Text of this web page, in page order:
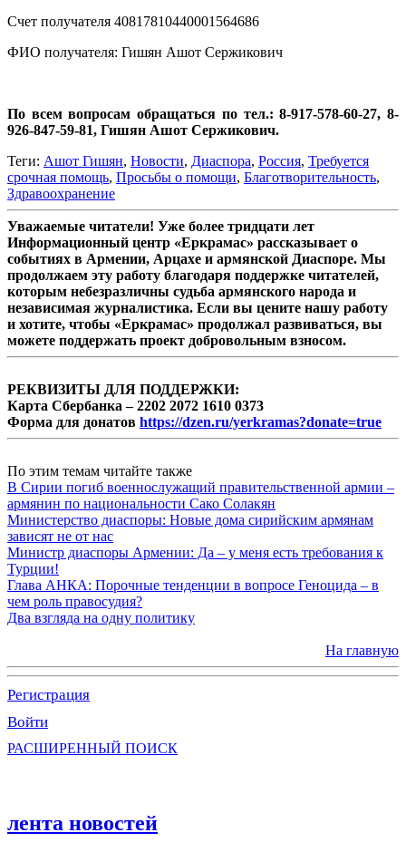
Счет получателя 40817810440001564686
ФИО получателя: Гишян Ашот Сержикович
По всем вопросам обращаться по тел.: 8-917-578-60-27, 8-
926-847-59-81, Гишян Ашот Сержикович.
Теги: Ашот Гишян, Новости, Диаспора, Россия, Требуется
срочная помощь, Просьбы о помощи, Благотворительность,
Здравоохранение
Уважаемые читатели! Уже более тридцати лет
Информационный центр «Еркрамас» рассказывает о
событиях в Армении, Арцахе и армянской Диаспоре. Мы
продолжаем эту работу благодаря поддержке читателей,
которым небезразличны судьба армянского народа и
независимая журналистика. Если вы цените нашу работу
и хотите, чтобы «Еркрамас» продолжал развиваться, вы
можете поддержать проект добровольным взносом.
РЕКВИЗИТЫ ДЛЯ ПОДДЕРЖКИ:
Карта Сбербанка – 2202 2072 1610 0373
Форма для донатов https://dzen.ru/yerkramas?donate=true
По этим темам читайте также
В Сирии погиб военнослужащий правительственной армии –
армянин по национальности Сако Солакян
Министерство диаспоры: Новые дома сирийским армянам
зависят не от нас
Министр диаспоры Армении: Да – у меня есть требования к
Турции!
Глава АНКА: Порочные тенденции в вопросе Геноцида – в
чем роль правосудия?
Два взгляда на одну политику
На главную
Регистрация
Войти
РАСШИРЕННЫЙ ПОИСК
лента новостей